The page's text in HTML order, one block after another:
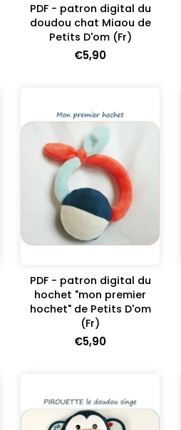
PDF - patron digital du
doudou chat Miaou de
Petits D'om (Fr)
€5,90
PDF - patron digital du
hochet "mon premier
hochet" de Petits D'om
(Fr)
€5,90